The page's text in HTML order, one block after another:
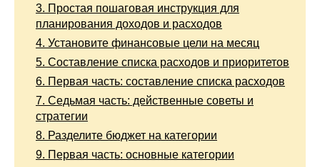
3. Простая пошаговая инструкция для
планирования доходов и расходов
4. Установите финансовые цели на месяц
5. Составление списка расходов и приоритетов
6. Первая часть: составление списка расходов
7. Седьмая часть: действенные советы и
стратегии
8. Разделите бюджет на категории
9. Первая часть: основные категории